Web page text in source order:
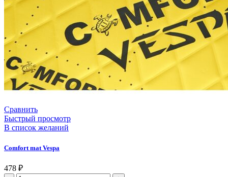
Сравнить
Быстрый просмотр
В список желаний
Comfort mat Vespa
478 ₽